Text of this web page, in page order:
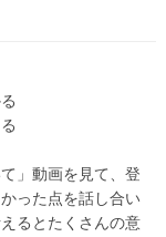
」動画を見て、登
った点を話し合い
るとたくさんの意